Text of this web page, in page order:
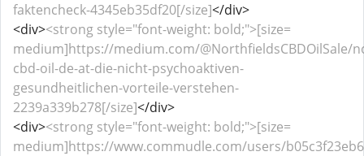
faktencheck-4345eb35df20[/size]</div>
<div><strong style="font-weight: bold;">[size=
medium]https://medium.com/@NorthfieldsCBDOilSale/
cbd-oil-de-at-die-nicht-psychoaktiven-
gesundheitlichen-vorteile-verstehen-
2239a339b278[/size]</div>
<div><strong style="font-weight: bold;">[size=
medium]https://www.commudle.com/users/